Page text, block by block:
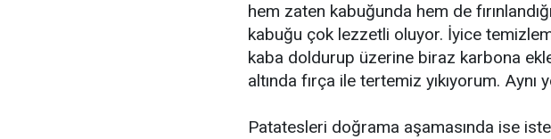
hem zaten kabuğunda hem de
kabuğu çok lezzetli oluyor. İyice
kaba doldurup üzerine biraz karbona
altında fırça ile tertemiz yıkıyorum.
Patatesleri doğrama aşamasında ise